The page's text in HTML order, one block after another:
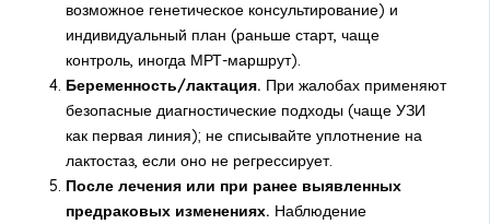
возможное генетическое консультирование) и
индивидуальный план (раньше старт, чаще
контроль, иногда МРТ-маршрут).
Беременность/лактация. При жалобах применяют
безопасные диагностические подходы (чаще УЗИ
как первая линия); не списывайте уплотнение на
лактостаз, если оно не регрессирует.
После лечения или при ранее выявленных
предраковых изменениях. Наблюдение